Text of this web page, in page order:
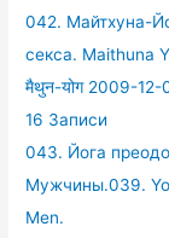
042. Майтхуна-
секса. Maithuna
मैथुन-योग 2009-12-
16 Записи
043. Йога
Мужчины.039.
Men.